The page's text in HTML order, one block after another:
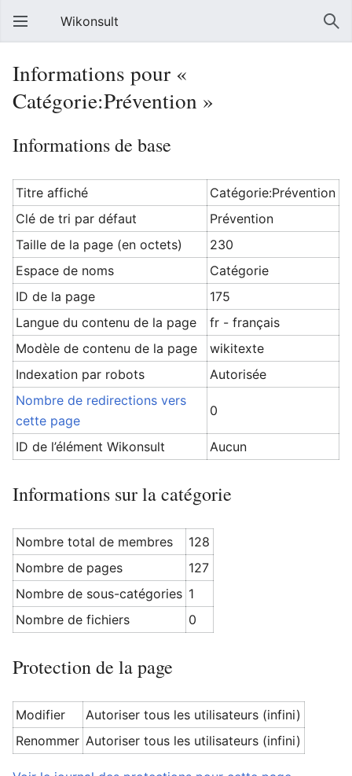
Ouvrir le menu principal
Wikonsult
Informations pour «
Catégorie:Prévention »
Informations de base
Titre affiché
Catégorie:Prévention
Clé de tri par défaut
Prévention
Taille de la page (en octets)
230
Espace de noms
Catégorie
ID de la page
175
Langue du contenu de la page
fr - français
Modèle de contenu de la page
wikitexte
Indexation par robots
Autorisée
Nombre de redirections vers
cette page
0
ID de l’élément Wikonsult Aucun
Informations sur la catégorie
Nombre total de membres
128
Nombre de pages
127
Nombre de sous-catégories 1
Nombre de fichiers
0
Protection de la page
Modifier
Autoriser tous les utilisateurs (infini)
Renommer Autoriser tous les utilisateurs (infini)